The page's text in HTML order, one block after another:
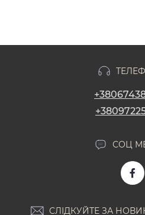
СОЦ
СЛІДКУЙТЕ ЗА